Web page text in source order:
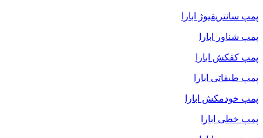
پمپ سانتریفیوژ ابارا
پمپ شناور ابارا
پمپ کفکش ابارا
پمپ طبقاتی ابارا
پمپ خودمکش ابارا
پمپ خطی ابارا